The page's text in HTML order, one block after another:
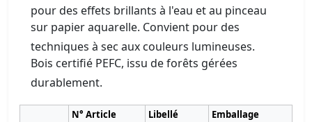
pour des effets brillants à l'eau et au pinceau
sur papier aquarelle. Convient pour des
techniques à sec aux couleurs lumineuses.
Bois certifié PEFC, issu de forêts gérées
durablement.
N° Article Libellé Emballage